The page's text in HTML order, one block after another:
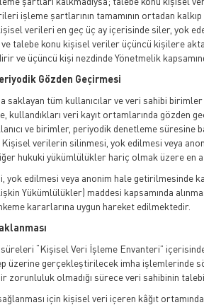
işleme şartlarının tamamının ortadan
verileri en geç üç ay içerisinde siler, yok
ve talebe konu kişisel veriler üçüncü kişilere
ve üçüncü kişi nezdinde Yönetmelik
Gözden Geçirmesi
saklayan tüm kullanıcılar ve veri sahibi
kullandıkları veri kayıt ortamlarında gözden
ve birimler, periyodik denetleme süresine
verilerin silinmesi, yok edilmesi veya
hukuki yükümlülükler hariç olmak üzere en
yok edilmesi veya anonim hale getirilmesinde
Yükümlülükler) maddesi kapsamında
kararlarına uygun hareket edilmektedir.
“Kişisel Veri İşleme Envanteri”
üzerine gerçekleştirilecek imha işlemlerinde
zorunluluk olmadığı sürece veri sahibinin
için kişisel veri içeren kâğıt